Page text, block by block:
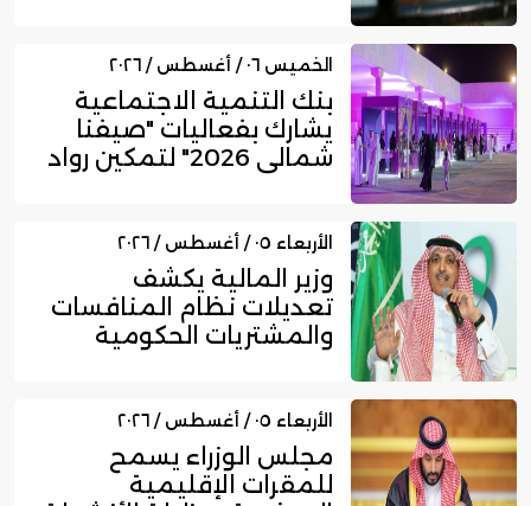
الخميس ٠٦ / أغسطس / ٢٠٢٦
بنك التنمية الاجتماعية
يشارك بفعاليات "صيفنا
شمالي 2026" لتمكين رواد
الأربعاء ٠٥ / أغسطس / ٢٠٢٦
وزير المالية يكشف
تعديلات نظام المنافسات
والمشتريات الحكومية
الأربعاء ٠٥ / أغسطس / ٢٠٢٦
مجلس الوزراء يسمح
للمقرات الإقليمية